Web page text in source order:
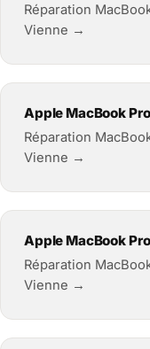
Réparation
Vienne →
Apple MacBook
Réparation
Vienne →
Apple MacBook
Réparation
Vienne →